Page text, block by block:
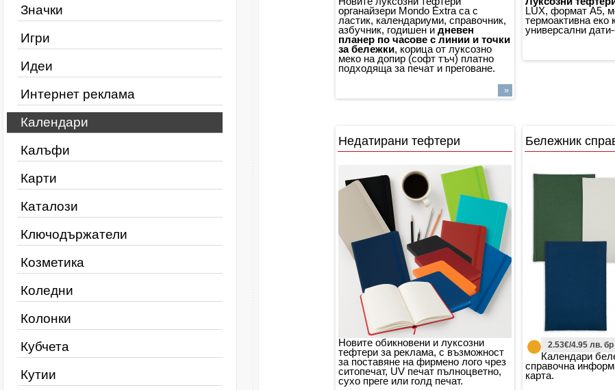
Значки
Игри
Идеи
Интернет реклама
Календари
Калъфи
Карти
Каталози
Ключодържатели
Козметика
Коледни
Колонки
Кубчета
Кутии
органайзери Mondo Extra са с
ластик, календариуми, справочник,
азбучник, годишен и дневен
планер по часове с линии и точки
за бележки, корица от луксозно
меко на допир (софт тъч) платно
подходяща за печат и преговане.
»
LUX, формат A5,
термоактивна еко
универсални
Недатирани тефтери
Новите обикновени и луксозни
тефтери за реклама, с възможност
за поставяне на фирмено лого чрез
ситопечат, UV печат пълноцветно,
сухо преге или голд печат.
Бележник
2.53€/4.95 лв. бр
Календари
справочна
карта.